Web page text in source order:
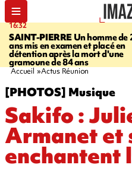
16:32
SAINT-PIERREUn homme de
ans mis en examen et placé en
détention après la mort d'une
gramoune de 84 ans
Accueil Actus Réunion
[PHOTOS] Musique
Sakifo :
Armanet et
enchantent